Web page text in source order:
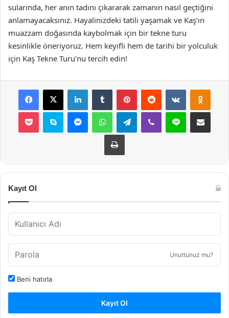
sularında, her anın tadını çıkararak zamanın nasıl geçtiğini
anlamayacaksınız. Hayalinizdeki tatili yaşamak ve Kaş’ın
muazzam doğasında kaybolmak için bir tekne turu
kesinlikle öneriyoruz. Hem keyifli hem de tarihi bir yolculuk
için Kaş Tekne Turu’nu tercih edin!
Facebook
X LinkedInTumblr PinterestReddit VKontakte
Pocket Skype MessengerWhatsAppTelegramViber Line E-Posta ile
Yazdır
Kayıt Ol
Unuttunuz mu?
Beni hatırla
Kayıt Ol